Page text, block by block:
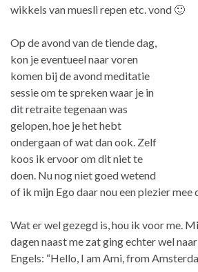
wikkels van muesli repen etc. vond 🙂
Op de avond van de tiende dag,
kon je eventueel naar voren
komen bij de avond meditatie
sessie om te spreken waar je in
dit retraite tegenaan was
gelopen, hoe je het hebt
ondergaan of wat dan ook. Zelf
koos ik ervoor om dit niet te
doen. Nu nog niet goed wetend
of ik mijn Ego daar nou een plezier mee
Wat er wel gezegd is, hou ik voor me.
dagen naast me zat ging echter wel
Engels: “Hello, I am Ami, from